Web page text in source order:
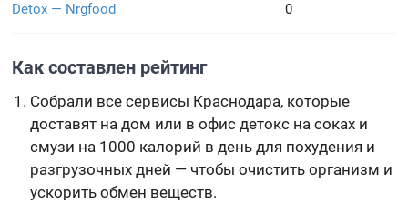
Detox — Nrgfood 0
Как составлен рейтинг
Собрали все сервисы Краснодара, которые
доставят на дом или в офис детокс на соках и
смузи на 1000 калорий в день для похудения и
разгрузочных дней — чтобы очистить организм и
ускорить обмен веществ.